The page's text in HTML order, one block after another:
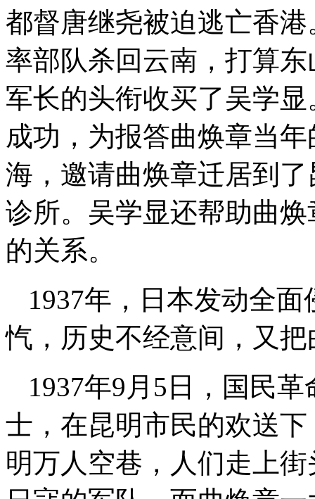
都督唐继尧被迫逃亡香
率部队杀回云南，打算
军长的头衔收买了吴学
成功，为报答曲焕章当
海，邀请曲焕章迁居到
诊所。吴学显还帮助曲
的关系。
1937年，日本发动全
忾，历史不经意间，又
1937年9月5日，国民
士，在昆明市民的欢送
明万人空巷，人们走上